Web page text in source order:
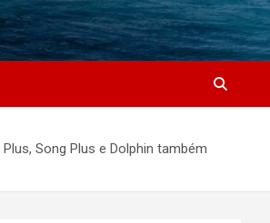
Song Plus e Dolphin também